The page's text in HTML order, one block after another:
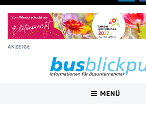
ANZEIGE
MENÜ